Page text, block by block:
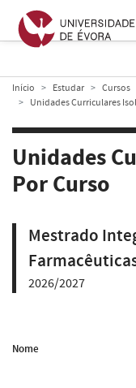
Início Estudar Cursos
Unidades Curriculares
Unidades
Por Curso
Mestrado
2026/2027
Nome